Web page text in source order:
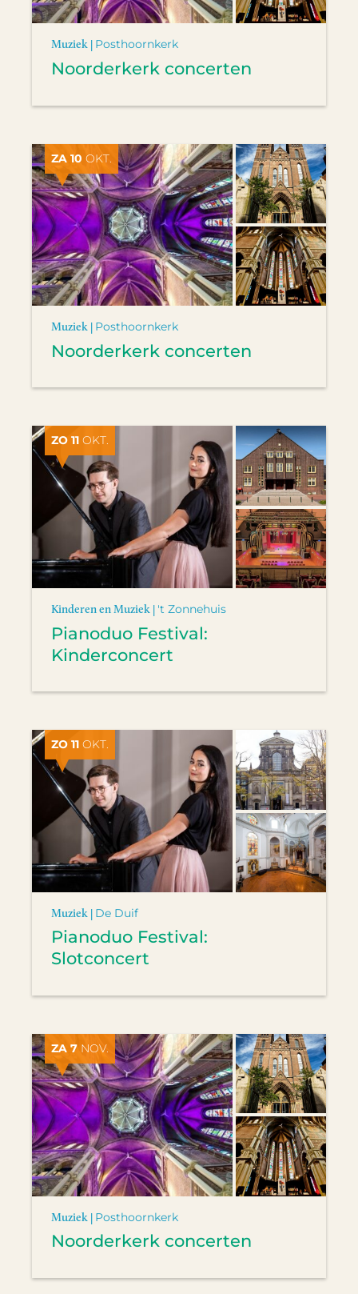
Muziek | Posthoornkerk
Noorderkerk concerten
ZA 10 OKT.
Muziek | Posthoornkerk
Noorderkerk concerten
ZO 11 OKT.
Kinderen en Muziek | 't Zonnehuis
Pianoduo Festival:
Kinderconcert
ZO 11 OKT.
Muziek | De Duif
Pianoduo Festival:
Slotconcert
ZA 7 NOV.
Muziek | Posthoornkerk
Noorderkerk concerten